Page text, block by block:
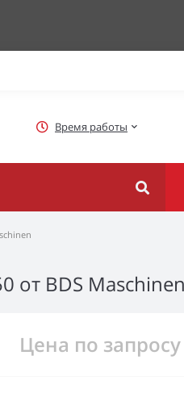
Время работы
от BDS Maschinen
Цена по запросу